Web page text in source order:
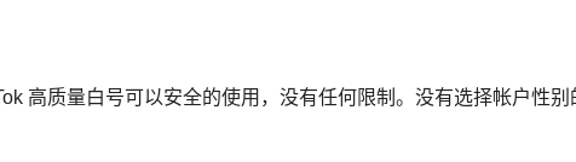
高质量白号可以安全的使用，没有任何限制。没有选择帐户性别